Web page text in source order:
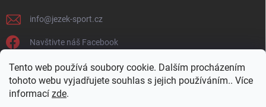
Tento web používá soubory cookie. Dalším procházením
tohoto webu vyjadřujete souhlas s jejich používáním.. Více
informací zde.
info@jezek-sport.cz
Navštivte náš Facebook
jezek_sport_np/